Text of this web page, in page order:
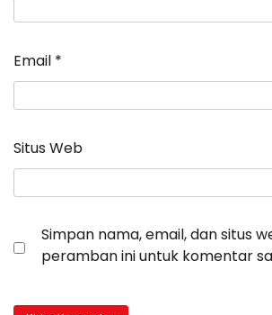
Email *
Situs Web
Simpan nama, email, dan situs
peramban ini untuk komentar